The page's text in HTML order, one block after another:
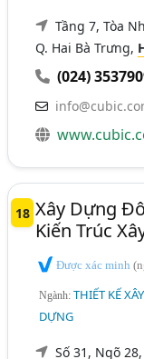
Tầng 7, Tòa
Q. Hai Bà Trưng,
(024)
18 Xây Dựng
Kiến Trúc
Được xác minh
Ngành:THIẾT KẾ
DỰNG
Số 31, Ngõ